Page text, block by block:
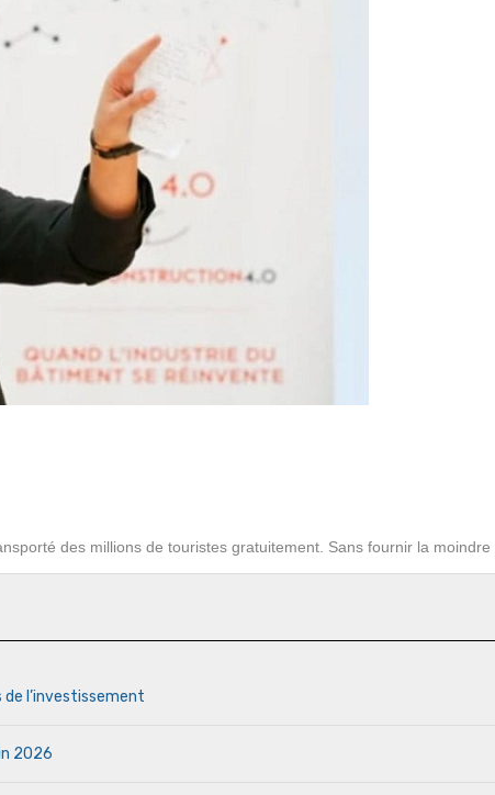
des millions de touristes gratuitement. Sans fournir la moindre
l’investissement
2026